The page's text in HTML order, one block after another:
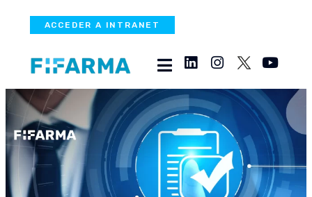
ACCEDER A INTRANET
Fortalecimiento de los
sistemas regulatorios en